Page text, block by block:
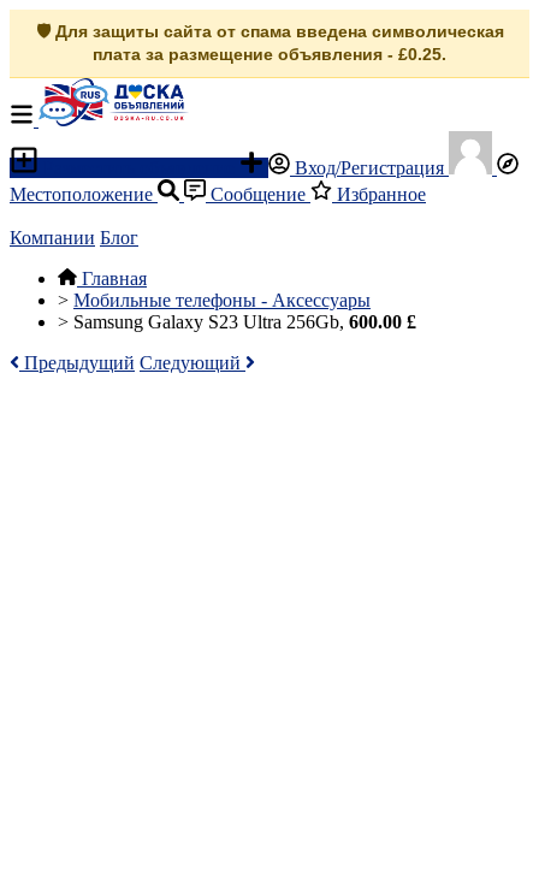
🛡️ Для защиты сайта от спама введена символическая
плата за размещение объявления - £0.25.
Вход/Регистрация
Местоположение
Сообщение Избранное
Компании Блог
Главная
> Мобильные телефоны - Аксессуары
> Samsung Galaxy S23 Ultra 256Gb, 600.00 £
Предыдущий Следующий